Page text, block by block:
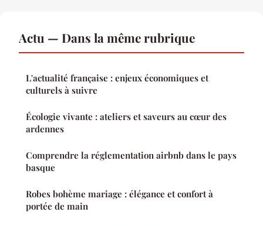
Actu — Dans la même rubrique
L'actualité française : enjeux économiques et
culturels à suivre
Écologie vivante : ateliers et saveurs au cœur des
ardennes
Comprendre la réglementation airbnb dans le pays
basque
Robes bohème mariage : élégance et confort à
portée de main